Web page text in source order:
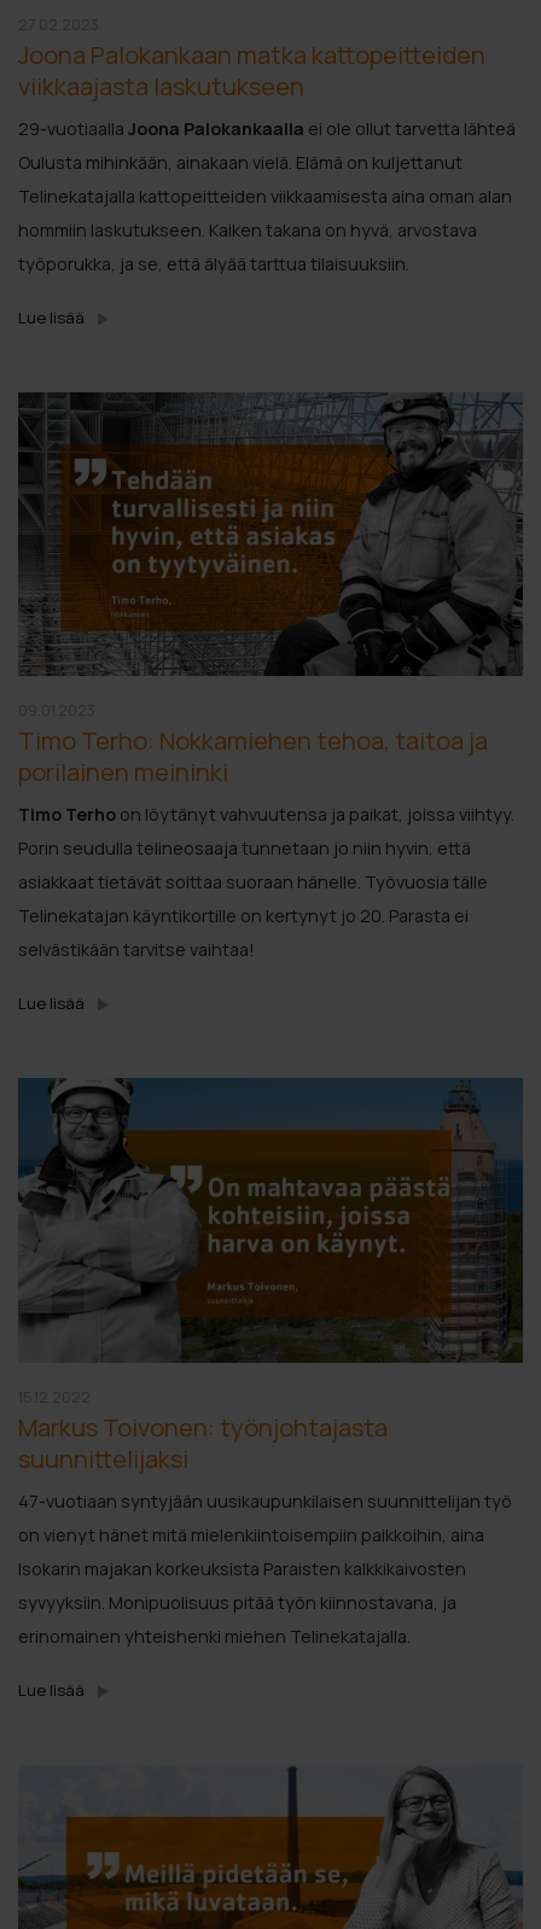
Joona Palokankaan matka kattopeitteiden
viikkaajasta laskutukseen
29-vuotiaalla Joona Palokankaalla ei ole ollut tarvetta lähteä
Oulusta mihinkään, ainakaan vielä. Elämä on kuljettanut
Telinekatajalla kattopeitteiden viikkaamisesta aina oman alan
hommiin laskutukseen. Kaiken takana on hyvä, arvostava
työporukka, ja se, että älyää tarttua tilaisuuksiin.
Lue lisää
Timo Terho: Nokkamiehen tehoa, taitoa ja
porilainen meininki
Timo Terho on löytänyt vahvuutensa ja paikat, joissa viihtyy.
Porin seudulla telineosaaja tunnetaan jo niin hyvin, että
asiakkaat tietävät soittaa suoraan hänelle. Työvuosia tälle
Telinekatajan käyntikortille on kertynyt jo 20. Parasta ei
selvästikään tarvitse vaihtaa!
Lue lisää
Markus Toivonen: työnjohtajasta
suunnittelijaksi
47-vuotiaan syntyjään uusikaupunkilaisen suunnittelijan työ
on vienyt hänet mitä mielenkiintoisempiin paikkoihin, aina
Isokarin majakan korkeuksista Paraisten kalkkikaivosten
syvyyksiin. Monipuolisuus pitää työn kiinnostavana, ja
erinomainen yhteishenki miehen Telinekatajalla.
Lue lisää